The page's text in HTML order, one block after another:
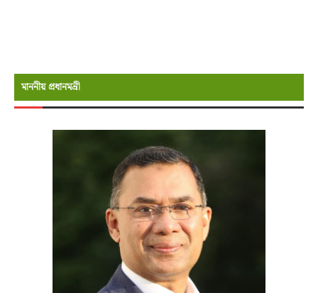
মাননীয় প্রধানমন্রী